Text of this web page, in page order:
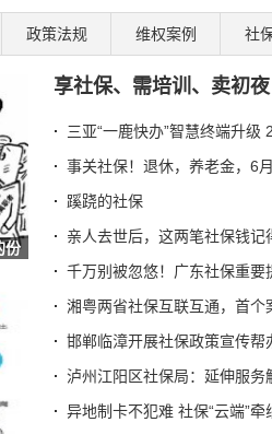
系列活动
角 传递社保温度
代社保卡？北京人社局解答
事系统解锁冰雪体育数字化新
提升重点群体服务质效
让民生保障更有温度
传进企业 社保政策暖人心
实现延迟退休政策“指
办升级 智慧服务托起民生
员需按期完成养老保险待遇资
于实施渐进式延迟法定退休年
月3000元直至孩子18岁、家长
文明单位”称号
政策法规 维权案例 社
份
享社保、需培训、卖初
三亚“一鹿快办”智慧终端升级
事关社保！退休，养老金，6
蹊跷的社保
亲人去世后，这两笔社保钱
千万别被忽悠！广东社保重
湘粤两省社保互联互通，首个
邯郸临漳开展社保政策宣传帮
泸州江阳区社保局：延伸服务
异地制卡不犯难 社保“云端”牵